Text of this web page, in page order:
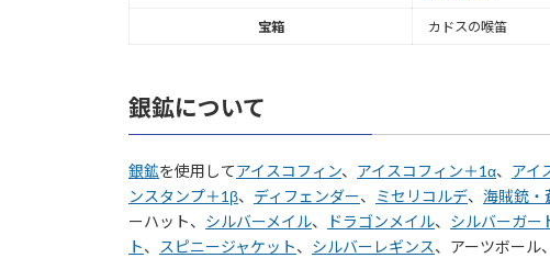
宝箱 カドスの喉笛
銀鉱について
銀鉱を使用してアイスコフィン、 アイスコフィン＋1α、 アイ
ンスタンプ＋1β、 ディフェンダー、 ミセリコルデ、 海賊銃・
ーハット、 シルバーメイル、 ドラゴンメイル、 シルバーガー
ト、 スピニージャケット、 シルバーレギンス、アーツボール